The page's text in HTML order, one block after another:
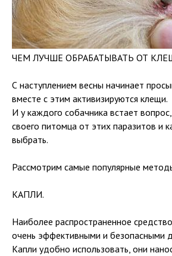
ЧЕМ ЛУЧШЕ ОБРАБАТЫВАТЬ ОТ
С наступлением весны начинает
вместе с этим активизируются клещи.
И у каждого собачника встает
своего питомца от этих паразитов и
выбрать.
Рассмотрим самые популярные
КАПЛИ.
Наиболее распространенное
очень эффективными и безопасными
Капли удобно использовать, они